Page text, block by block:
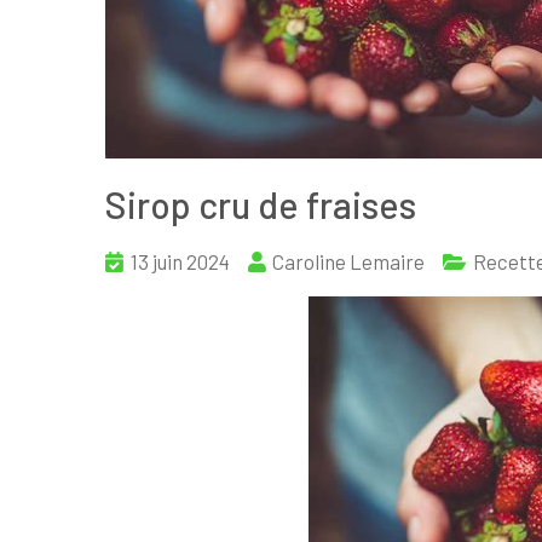
Sirop cru de fraises
13 juin 2024 Caroline Lemaire